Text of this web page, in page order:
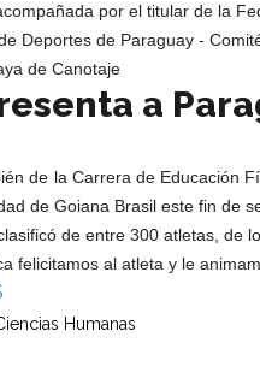
por el titular de la
Deportes de Paraguay -
de Canotaje
a
de la Carrera de Educación
de Goiana Brasil este fin de
de entre 300 atletas, de
felicitamos al atleta y le
Humanas